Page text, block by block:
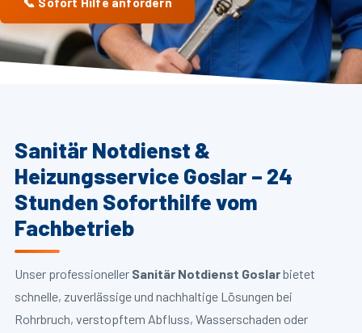
Sanitär Notdienst &
Heizungsservice Goslar – 24
Stunden Soforthilfe vom
Fachbetrieb
Unser professioneller Sanitär Notdienst Goslarbietet
schnelle, zuverlässige und nachhaltige Lösungen bei
Rohrbruch, verstopftem Abfluss, Wasserschaden oder